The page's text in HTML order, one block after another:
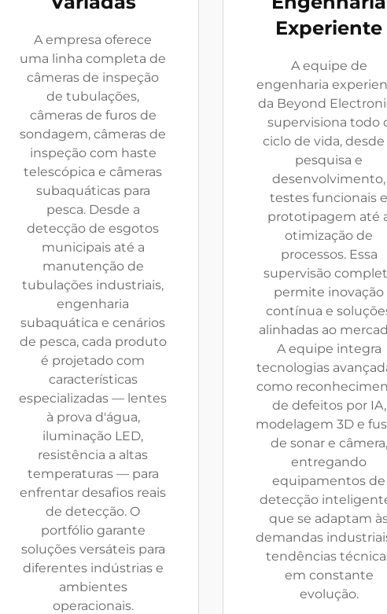
A empresa oferece
uma linha completa de
câmeras de inspeção
de tubulações,
câmeras de furos de
sondagem, câmeras de
inspeção com haste
telescópica e câmeras
subaquáticas para
pesca. Desde a
detecção de esgotos
municipais até a
manutenção de
tubulações industriais,
engenharia
subaquática e cenários
de pesca, cada produto
é projetado com
características
especializadas — lentes
à prova d'água,
iluminação LED,
resistência a altas
temperaturas — para
enfrentar desafios reais
de detecção. O
portfólio garante
soluções versáteis para
diferentes indústrias e
ambientes
operacionais.
Experiente
A equipe de
engenharia
da Beyond
supervisiona todo
ciclo de vida, desde
pesquisa e
desenvolvimento,
testes funcionais e
prototipagem até
otimização de
processos. Essa
supervisão
permite inovação
contínua e
alinhadas ao
A equipe integra
tecnologias
como
de defeitos por IA,
modelagem 3D e
de sonar e câmera,
entregando
equipamentos de
detecção
que se adaptam
demandas
tendências
em constante
evolução.